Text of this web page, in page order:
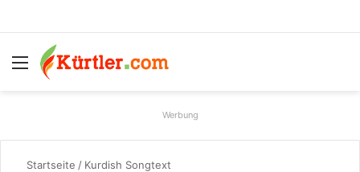
Menü
Werbung
Startseite / Kurdish Songtext